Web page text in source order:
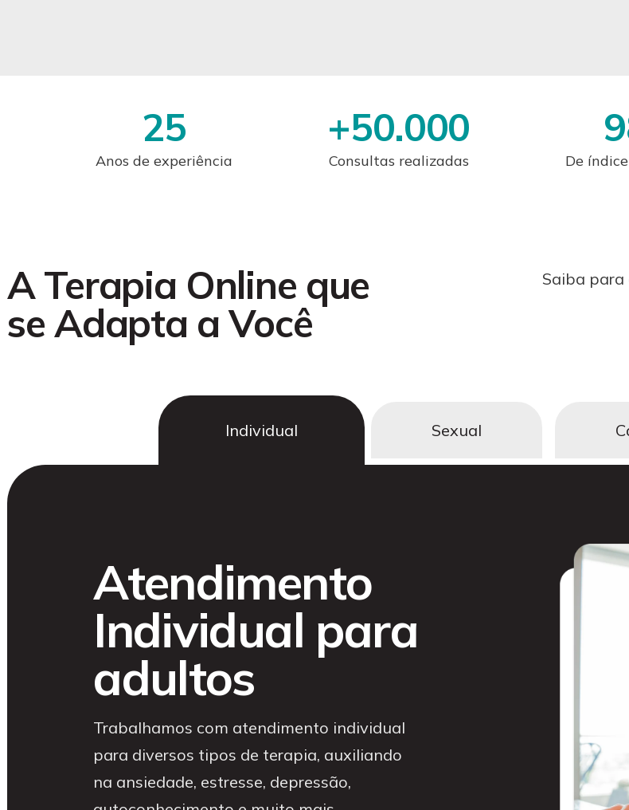
25
Anos de experiência
+50.000
Consultas realizadas De
A Terapia Online que
se Adapta a Você
Saiba para
Individual Sexual
Atendimento
Individual para
adultos
Trabalhamos com atendimento individual
para diversos tipos de terapia, auxiliando
na ansiedade, estresse, depressão,